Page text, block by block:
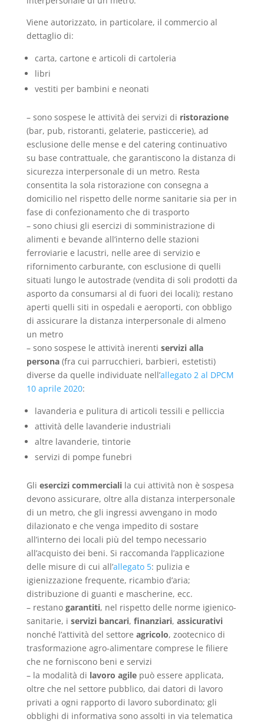
Viene autorizzato, in particolare, il commercio al
dettaglio di:
carta, cartone e articoli di cartoleria
libri
vestiti per bambini e neonati
– sono sospese le attività dei servizi di ristorazione
(bar, pub, ristoranti, gelaterie, pasticcerie), ad
esclusione delle mense e del catering continuativo
su base contrattuale, che garantiscono la distanza di
sicurezza interpersonale di un metro. Resta
consentita la sola ristorazione con consegna a
domicilio nel rispetto delle norme sanitarie sia per in
fase di confezionamento che di trasporto
– sono chiusi gli esercizi di somministrazione di
alimenti e bevande all’interno delle stazioni
ferroviarie e lacustri, nelle aree di servizio e
rifornimento carburante, con esclusione di quelli
situati lungo le autostrade (vendita di soli prodotti da
asporto da consumarsi al di fuori dei locali); restano
aperti quelli siti in ospedali e aeroporti, con obbligo
di assicurare la distanza interpersonale di almeno
un metro
– sono sospese le attività inerenti servizi alla
persona(fra cui parrucchieri, barbieri, estetisti)
diverse da quelle individuate nell’allegato 2 al DPCM
10 aprile 2020:
lavanderia e pulitura di articoli tessili e pelliccia
attività delle lavanderie industriali
altre lavanderie, tintorie
servizi di pompe funebri
Gli esercizi commercialila cui attività non è sospesa
devono assicurare, oltre alla distanza interpersonale
di un metro, che gli ingressi avvengano in modo
dilazionato e che venga impedito di sostare
all’interno dei locali più del tempo necessario
all’acquisto dei beni. Si raccomanda l’applicazione
delle misure di cui all’allegato 5: pulizia e
igienizzazione frequente, ricambio d’aria;
distribuzione di guanti e mascherine, ecc.
– restano garantiti, nel rispetto delle norme igienico-
sanitarie, i servizi bancari, finanziari, assicurativi
nonché l’attività del settore agricolo, zootecnico di
trasformazione agro-alimentare comprese le filiere
che ne forniscono beni e servizi
– la modalità di lavoro agilepuò essere applicata,
oltre che nel settore pubblico, dai datori di lavoro
privati a ogni rapporto di lavoro subordinato; gli
obblighi di informativa sono assolti in via telematica